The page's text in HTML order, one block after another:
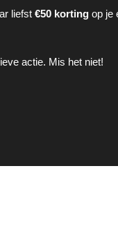
liefst €50 korting op je
actie. Mis het niet!